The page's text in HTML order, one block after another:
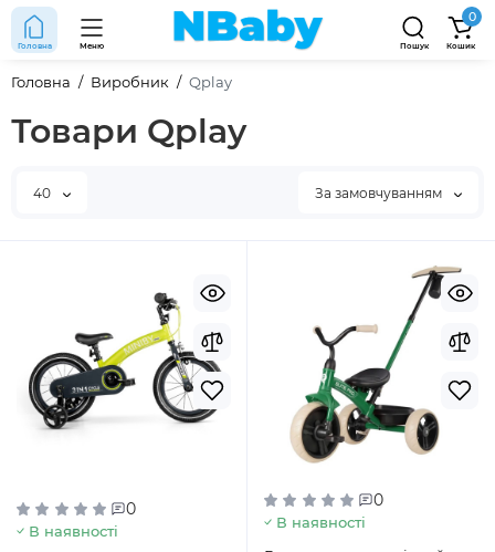
Головна Меню Пошук
0
Кошик
Головна Виробник Qplay
Товари Qplay
40 За замовчуванням
0
В наявності
0
В наявності